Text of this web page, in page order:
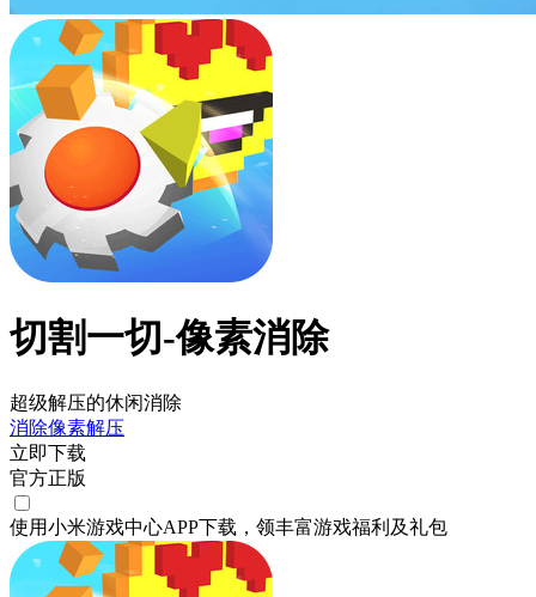
切割一切-像素消除
超级解压的休闲消除
消除像素解压
立即下载
官方正版
使用小米游戏中心APP下载 ，领丰富游戏福利 及礼包